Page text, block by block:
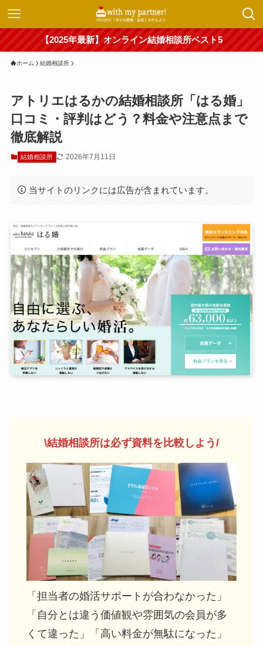
【2025年最新】オンライン結婚相談所ベスト5
ホーム 結婚相談所
アトリエはるかの結婚相談所「はる婚」
口コミ・評判はどう？料金や注意点まで
徹底解説
結婚相談所 2026年7月11日
当サイトのリンクには広告が含まれています。
\結婚相談所は必ず資料を比較しよう/
「担当者の婚活サポートが合わなかった」
「自分とは違う価値観や雰囲気の会員が多
くて違った」「高い料金が無駄になった」